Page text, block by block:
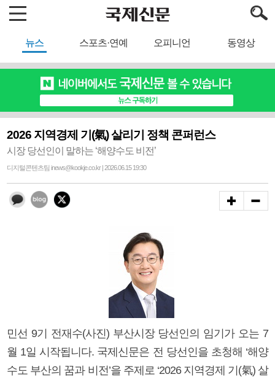
뉴스 스포츠·연예 오피니언 동영상
2026 지역경제 기(氣) 살리기 정책 콘퍼런스
시장 당선인이 말하는 ‘해양수도 비전’
디지털콘텐츠팀 inews@kookje.co.kr | 2026.06.15 19:30
민선 9기 전재수(사진) 부산시장 당선인의 임기가 오는 7
월 1일 시작됩니다. 국제신문은 전 당선인을 초청해 ‘해양
수도 부산의 꿈과 비전’을 주제로 ‘2026 지역경제 기(氣) 살